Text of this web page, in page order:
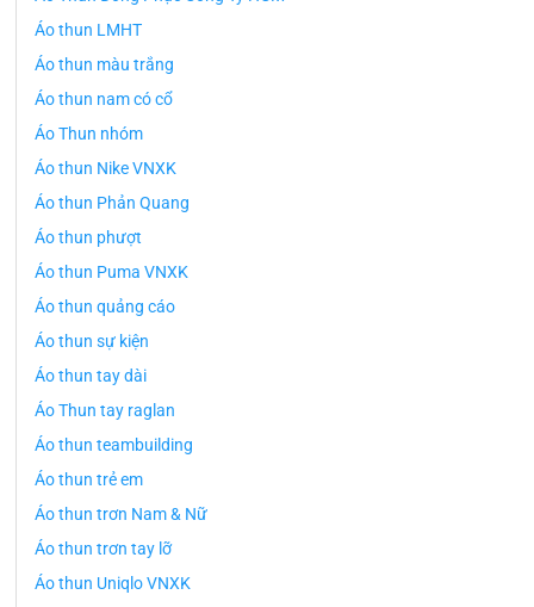
Áo thun LMHT
Áo thun màu trắng
Áo thun nam có cổ
Áo Thun nhóm
Áo thun Nike VNXK
Áo thun Phản Quang
Áo thun phượt
Áo thun Puma VNXK
Áo thun quảng cáo
Áo thun sự kiện
Áo thun tay dài
Áo Thun tay raglan
Áo thun teambuilding
Áo thun trẻ em
Áo thun trơn Nam & Nữ
Áo thun trơn tay lỡ
Áo thun Uniqlo VNXK